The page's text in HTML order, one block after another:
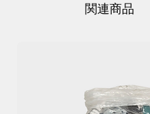
レベル2: 55℃ -- レベル3: 65℃)
関連商品